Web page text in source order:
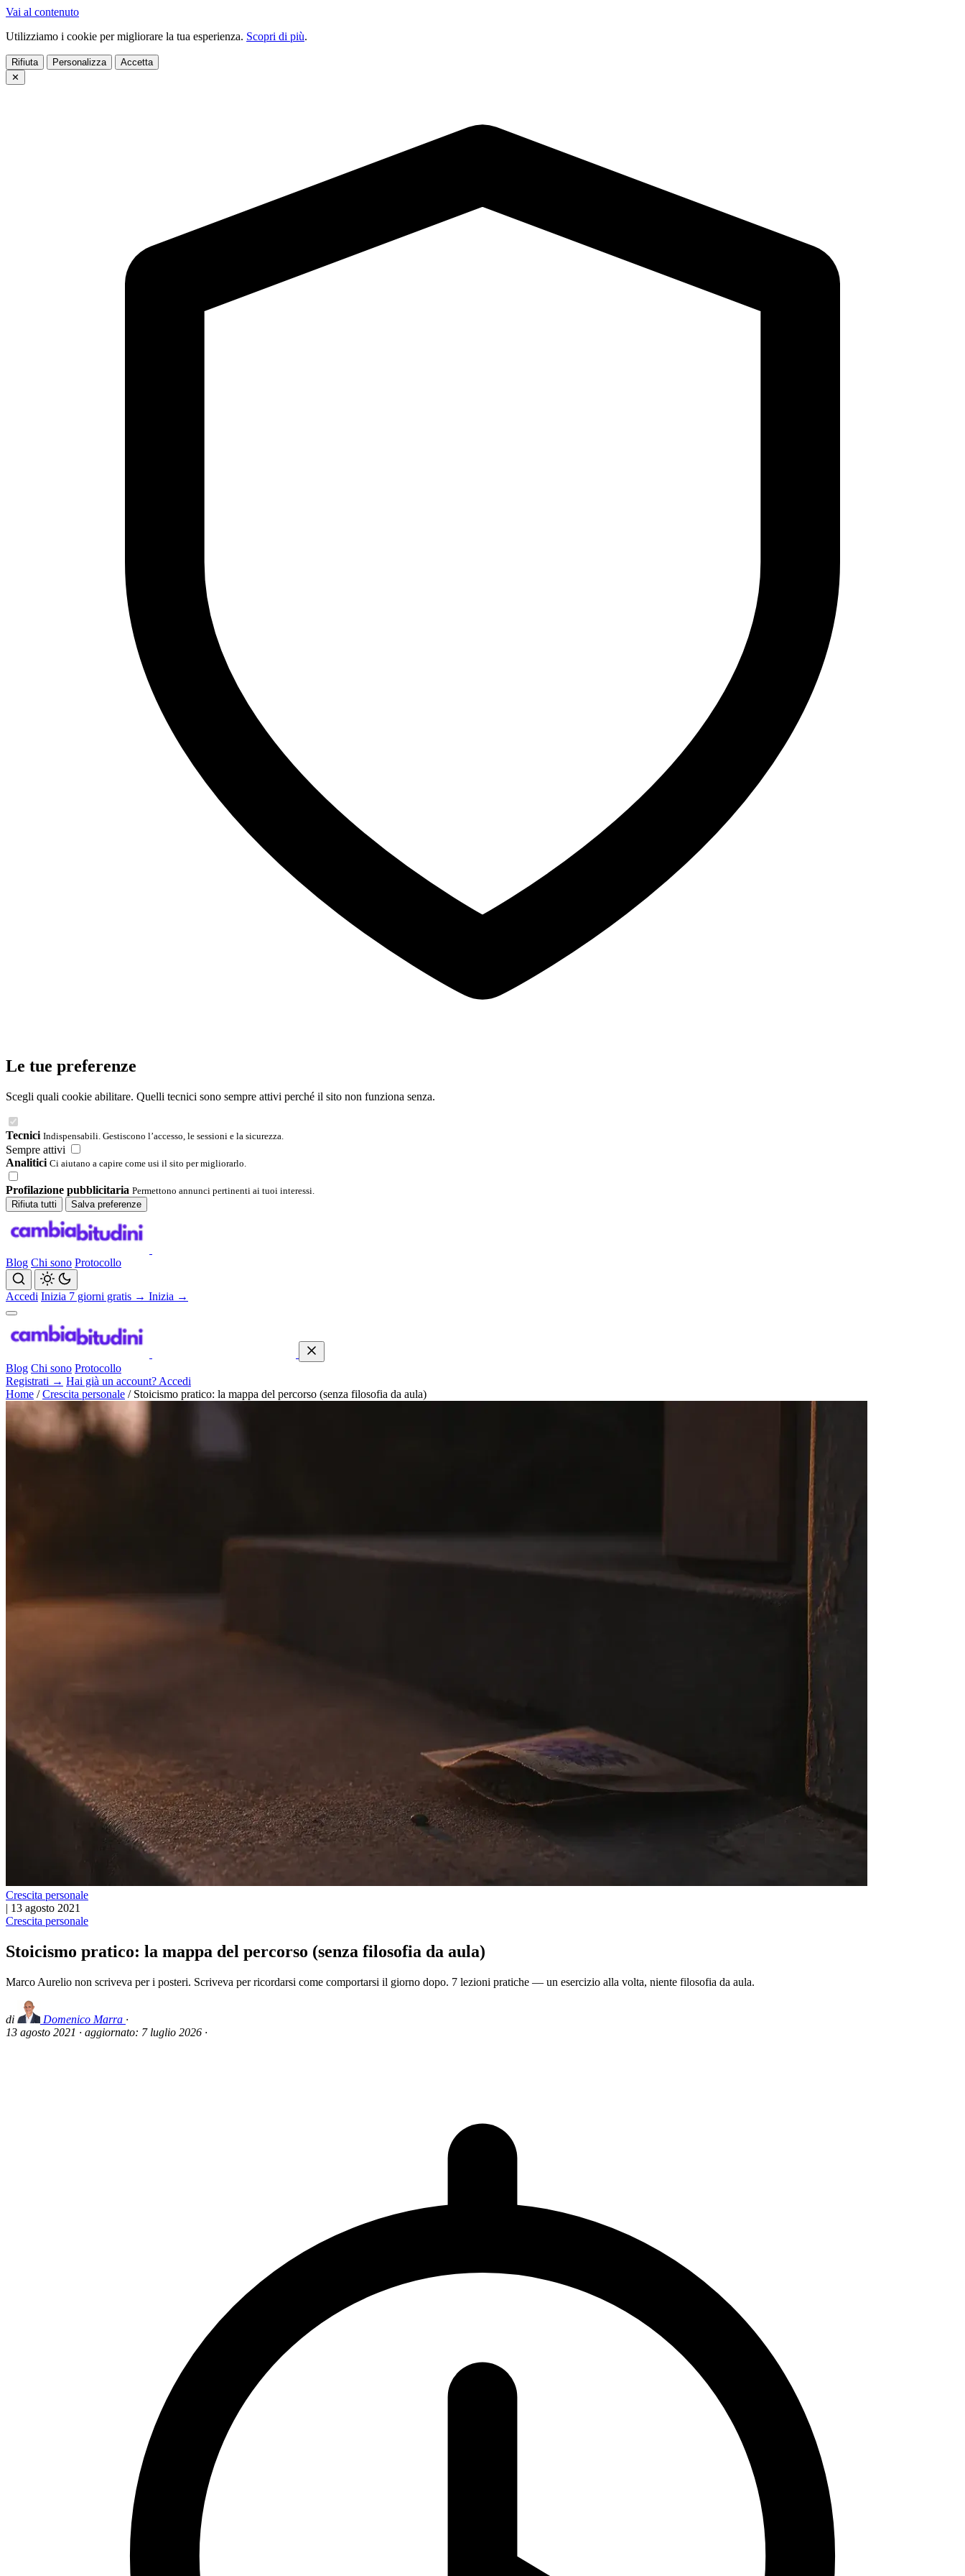
Vai al contenuto
Utilizziamo i cookie per migliorare la tua esperienza. Scopri di più.
Rifiuta Personalizza
Accetta
✕
Le tue preferenze
Scegli quali cookie abilitare. Quelli tecnici sono sempre attivi perché il sito non funziona senza.
Tecnici Indispensabili. Gestiscono l’accesso, le sessioni e la sicurezza.
Sempre attivi
Analitici Ci aiutano a capire come usi il sito per migliorarlo.
Profilazione pubblicitaria Permettono annunci pertinenti ai tuoi interessi.
Rifiuta tutti
Salva preferenze
Blog Chi sono Protocollo
Accedi Inizia 7 giorni gratis → Inizia →
Blog Chi sono Protocollo
Registrati → Hai già un account? Accedi
Home / Crescita personale / Stoicismo pratico: la mappa del percorso (senza filosofia da aula)
Crescita personale
| 13 agosto 2021
Crescita personale
Stoicismo pratico: la mappa del percorso (senza filosofia da aula)
Marco Aurelio non scriveva per i posteri. Scriveva per ricordarsi come comportarsi il giorno dopo. 7 lezioni pratiche — un esercizio alla volta, niente filosofia da aula.
di Domenico Marra ·
13 agosto 2021 · aggiornato: 7 luglio 2026 ·